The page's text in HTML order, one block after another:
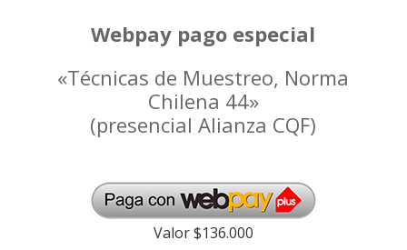
Webpay pago especial
«Técnicas de Muestreo, Norma
Chilena 44»
(presencial Alianza CQF)
Valor $136.000